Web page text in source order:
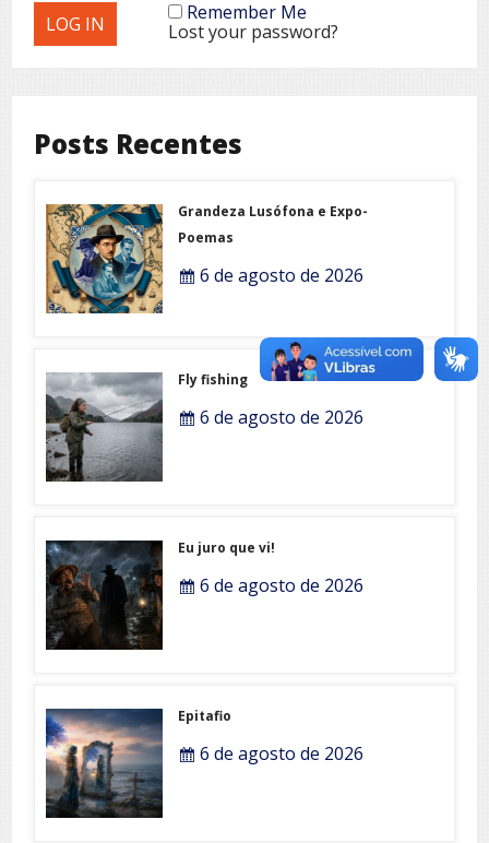
Remember Me
Lost your password?
Posts Recentes
Grandeza Lusófona e Expo-
Poemas
6 de agosto de 2026
Fly fishing
6 de agosto de 2026
Eu juro que vi!
6 de agosto de 2026
Epitafio
6 de agosto de 2026